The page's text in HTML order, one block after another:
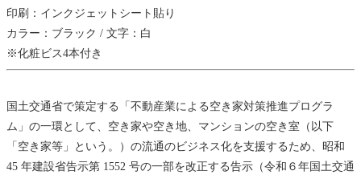
印刷：インクジェットシート貼り
カラー：ブラック / 文字：白
※化粧ビス4本付き
国土交通省で策定する「不動産業による空き家対策推進プログラ
ム」の一環として、空き家や空き地、マンションの空き室（以下
「空き家等」という。）の流通のビジネス化を支援するため、昭和
45 年建設省告示第 1552 号の一部を改正する告示（令和６年国土交通